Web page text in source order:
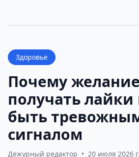
Здоровье
Почему желание
получать
быть
сигналом
Дежурный редактор • 20 июля 2026